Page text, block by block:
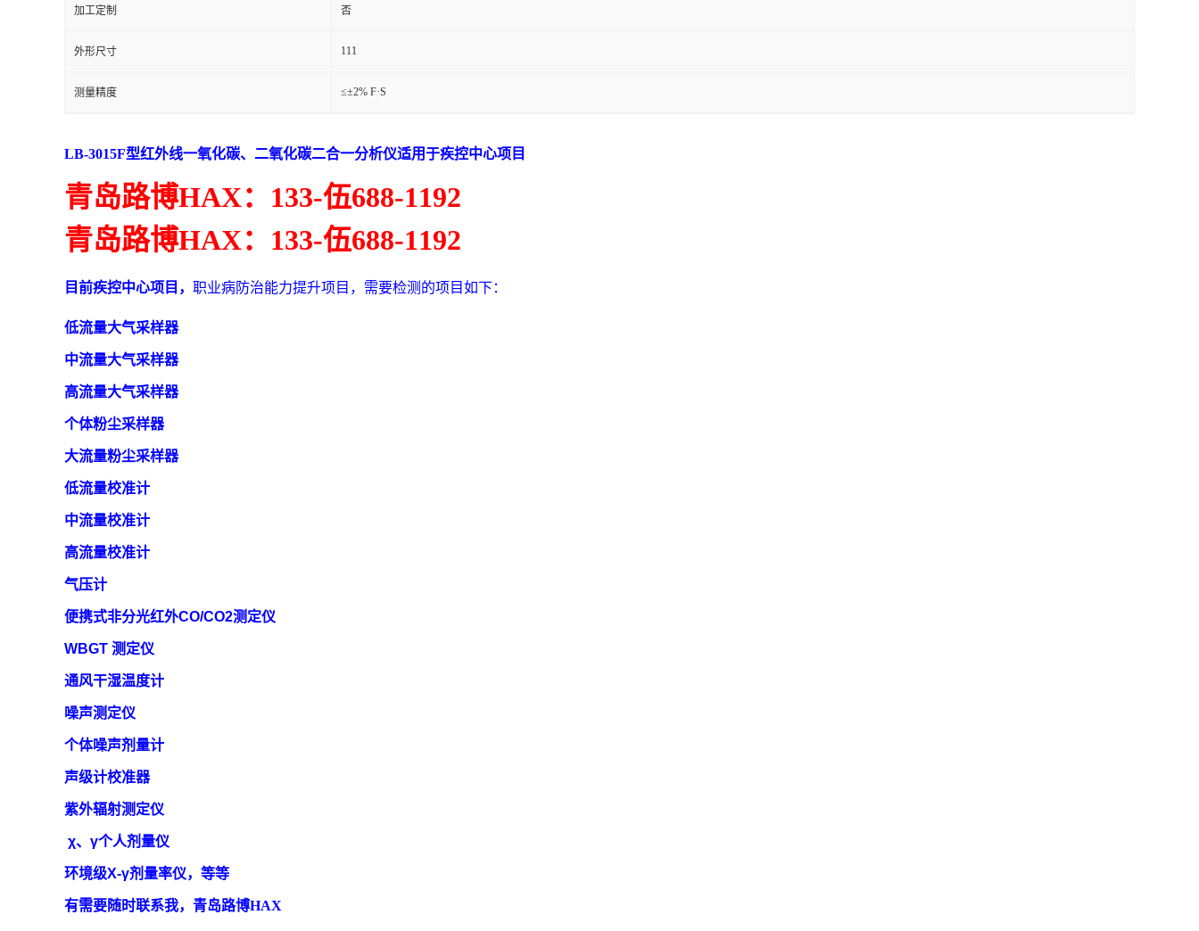
加工定制 否
外形尺寸 111
测量精度 ≤±2% F·S
LB-3015F型红外线一氧化碳、二氧化碳二合一分析仪适用于疾控中心项目
青岛路博HAX： 133-伍688-1192
青岛路博HAX： 133-伍688-1192
目前疾控中心项目， 职业病防治能力提升项目 ，需要检测的项目如下：
低流量大气采样器
中流量大气采样器
高流量大气采样器
个体粉尘采样器
大流量粉尘采样器
低流量校准计
中流量校准计
高流量校准计
气压计
便携式非分光红外CO/CO2测定仪
WBGT 测定仪
通风干湿温度计
噪声测定仪
个体噪声剂量计
声级计校准器
紫外辐射测定仪
χ、γ个人剂量仪
环境级X-γ剂量率仪，等等
有需要随时联系我，青岛路博HAX